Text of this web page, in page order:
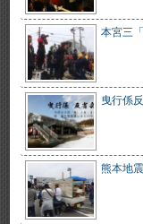
本宮三
曳行係
熊本地